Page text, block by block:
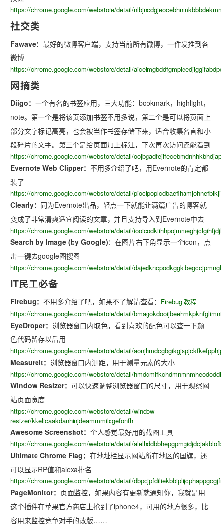
https://chrome.google.com/webstore/detail/
社交类
Fawave： 最好的微博客户端，支持当前所有微博，一件发推到各
微博
https://chrome.google.com/webstore/detail/
网摘类
Diigo： 一个有名的书签应用，三大功能：bookmark，highlight，
note。第一个是将该页添加书签不用多说，第二个是可以将页面上
部分文字标记高亮，也会被当作书签存储下来，适合收集名言和小
段碎片的文字。第三个是给页面加上标注，下次再次访问还能看到
https://chrome.google.com/webstore/detail/
Evernote Web Clipper： 不用多介绍了吧，用Evernote的肯定都
装了
https://chrome.google.com/webstore/detail/
Clearly： 同为Evernote出品，轻点一下就能让满篇广告的博客就
变成了非常清爽适宜阅读的文章，并且支持导入到Evernote中去
https://chrome.google.com/webstore/detail/
Search by Image (by Google)： 在图片右下角显示一个icon，点
击一键去google图搜图
https://chrome.google.com/webstore/detail/
IT民工必备
Firebug： 不用多介绍了吧，如果不了解请查看： Firebug 教程
https://chrome.google.com/webstore/detail/
EyeDroper： 浏览器窗口内取色，看到喜欢的配色可以查一下颜
色代码留存以后用
https://chrome.google.com/webstore/detail/
MeasureIt： 浏览器窗口内测距，用于测量元素的大小
https://chrome.google.com/webstore/detail/
Window Resizer： 可以快速调整浏览器窗口的尺寸，用于观察网
站页面宽度
https://chrome.google.com/webstore/detail/window-
resizer/kkelicaakdanhinjdeammmilcgefonfh
Awesome Screenshot： 个人感觉最好用的截图工具
https://chrome.google.com/webstore/detail/
Ultimate Chrome Flag： 在地址栏显示网站所在地区的国旗，还
可以显示RP值和alexa排名
https://chrome.google.com/webstore/detail/
PageMonitor： 页面监控，如果内容有更新就通知你，我就是用
这个插件在苹果官方商店上抢到了iphone4，可用的地方很多，比
容用来监控竞争对手的改版……